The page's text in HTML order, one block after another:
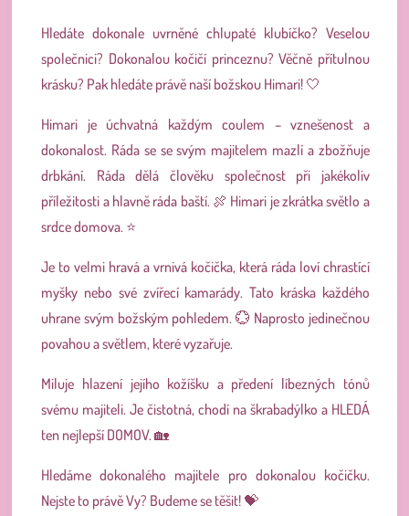
Hledáte dokonale uvrněné chlupaté klubíčko? Veselou
společnici? Dokonalou kočičí princeznu? Věčně přítulnou
krásku? Pak hledáte právě naší božskou Himari! 🤍
Himari je úchvatná každým coulem – vznešenost a
dokonalost. Ráda se se svým majitelem mazlí a zbožňuje
drbkání. Ráda dělá člověku společnost při jakékoliv
příležitosti a hlavně ráda baští. 🍖 Himari je zkrátka světlo a
srdce domova. ⭐
Je to velmi hravá a vrnivá kočička, která ráda loví chrastící
myšky nebo své zvířecí kamarády. Tato kráska každého
uhrane svým božským pohledem. 💮 Naprosto jedinečnou
povahou a světlem, které vyzařuje.
Miluje hlazení jejího kožíšku a předení líbezných tónů
svému majiteli. Je čistotná, chodí na škrabadýlko a HLEDÁ
ten nejlepší DOMOV. 🏡
Hledáme dokonalého majitele pro dokonalou kočičku.
Nejste to právě Vy? Budeme se těšit! 💝